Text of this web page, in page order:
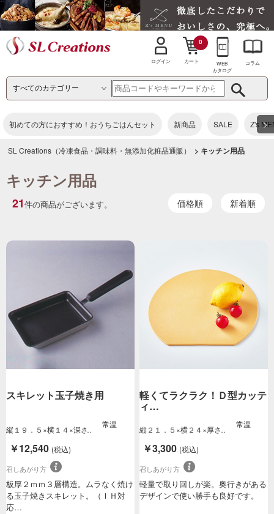
ログイン カート
0
WEB
カタログ
コラム
初めての方におすすめ！おうちごはんセット 新商品 SALE Z's >
SL Creations（冷凍食品・調味料・無添加化粧品通販） > キッチン用品
キッチン用品
21件の商品がございます。 価格順 新着順
スキレット玉子焼き用
縦１９．５×横１４×深さ
常温
￥12,540 (税込)
召しあがり方
板厚２ｍｍ３層構造。ムラなく焼け
る玉子焼きスキレット。（ＩＨ対
応…
軽くてラクラク！Ｄ型カッテ
ィ…
縦２１．５×横２４×厚さ
常温
￥3,300 (税込)
召しあがり方
軽量で取り回しが楽。奥行きがある
デザインで使い勝手も良好です。